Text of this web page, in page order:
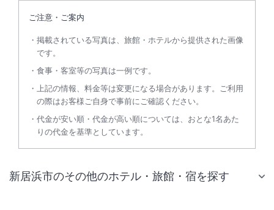
ご注意・ご案内
掲載されている写真は、旅館・ホテルから提供された画像
です。
食事・客室等の写真は一例です。
上記の情報、料金等は変更になる場合があります。ご利用
の際はお客様ご自身で事前にご確認ください。
代金が安い順・代金が高い順については、おとな1名あた
りの代金を基準としています。
新居浜市のその他のホテル・旅館・宿を探す